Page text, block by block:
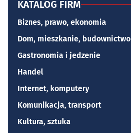
KATALOG FIRM
Biznes, prawo, ekonomia
Dom, mieszkanie, budownictwo
Gastronomia i jedzenie
Handel
Internet, komputery
Komunikacja, transport
Kultura, sztuka